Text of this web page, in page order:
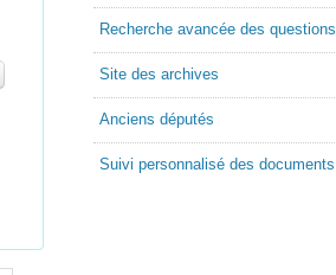
Recherche avancée des questions
Site des archives
Anciens députés
Suivi personnalisé des documents